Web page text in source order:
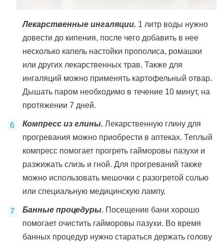
Лекарственные ингаляции. 1 литр воды нужно
довести до кипения, после чего добавить в нее
несколько капель настойки прополиса, ромашки
или других лекарственных трав. Также для
ингаляций можно применять картофельный отвар.
Дышать паром необходимо в течение 10 минут, на
протяжении 7 дней.
Компресс из глины. Лекарственную глину для
прогревания можно приобрести в аптеках. Теплый
компресс помогает прогреть гайморовы пазухи и
разжижать слизь и гной. Для прогреваний также
можно использовать мешочки с разогретой солью
или специальную медицинскую лампу.
Банные процедуры. Посещение бани хорошо
помогает очистить гайморовы пазухи. Во время
банных процедур нужно стараться держать голову